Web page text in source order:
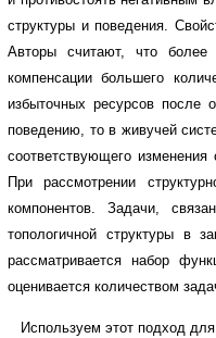
структуры и поведения.
Авторы считают, что более
компенсации большего
избыточных ресурсов после
поведению, то в живучей
соответствующего
При рассмотрении
компонентов. Задачи,
топологичной структуры в
рассматривается набор
оценивается количеством
Используем этот подход